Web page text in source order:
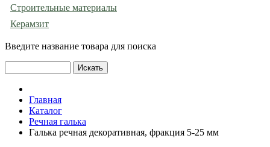
Строительные материалы
Керамзит
Введите название товара для поиска
Главная
Каталог
Речная галька
Галька речная декоративная, фракция 5-25 мм